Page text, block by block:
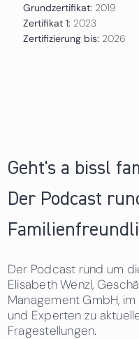
Grundzertifikat: 2019
Zertifikat 1: 2023
Zertifizierung bis: 2026
Geht's a bissl
Der Podcast
Der Podcast rund um
Elisabeth Wenzl,
Management GmbH,
und Experten zu
Fragestellungen.